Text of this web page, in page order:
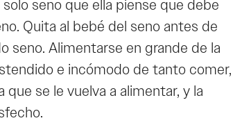
seno que ella piense que debe
Quita al bebé del seno antes de
seno. Alimentarse en grande de la
e incómodo de tanto comer,
se le vuelva a alimentar, y la